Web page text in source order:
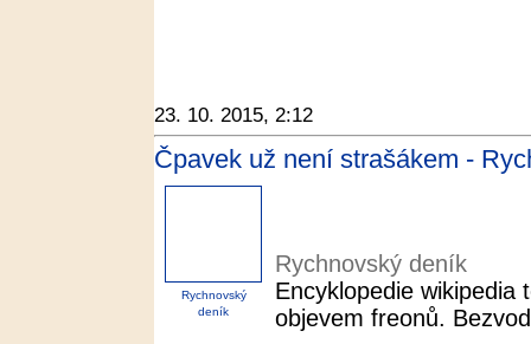
23. 10. 2015, 2:12
Čpavek už není strašákem -
Rychnovský
deník
Rychnovský deník
Encyklopedie wikipedia
objevem freonů.